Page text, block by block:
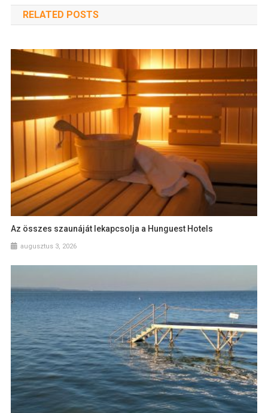
RELATED POSTS
Az összes szaunáját lekapcsolja a Hunguest Hotels
augusztus 3, 2026